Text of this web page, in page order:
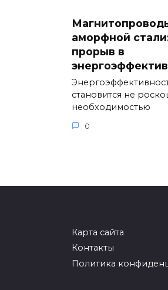
аморфной
прорыв в
становится не
необходимостью
0
Карта сайта
Контакты
Политика